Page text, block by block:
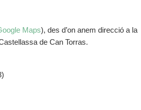
Maps), des d’on anem direcció a la
de Can Torras.